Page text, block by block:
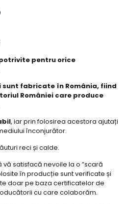
pentru orice
sunt fabricate în România, fiind
României care produce
, iar prin folosirea acestora ajutați
înconjurător.
reci și calde.
satisfacă nevoile la o ”scară
în producție sunt verificate și
doar pe baza certificatelor de
cu care colaborăm.